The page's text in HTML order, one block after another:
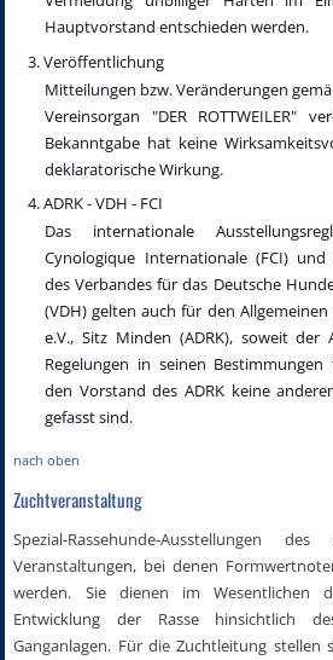
Hauptvorstand entschieden werden.
Veröffentlichung
Mitteilungen bzw. Veränderungen
Vereinsorgan "DER ROTTWEILER"
Bekanntgabe hat keine
deklaratorische Wirkung.
ADRK - VDH - FCI
Das internationale
Cynologique Internationale (FCI) und
des Verbandes für das Deutsche
(VDH) gelten auch für den
e.V., Sitz Minden (ADRK), soweit der
Regelungen in seinen
den Vorstand des ADRK keine
gefasst sind.
nach oben
Zuchtveranstaltung
Spezial-Rassehunde-Ausstellungen
Veranstaltungen, bei denen
werden. Sie dienen im Wesentlichen
Entwicklung der Rasse hinsichtlich
Ganganlagen. Für die Zuchtleitung stellen